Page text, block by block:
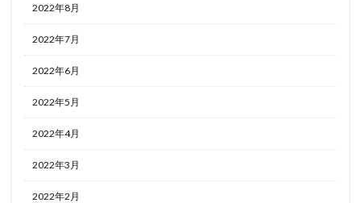
2022年8月
2022年7月
2022年6月
2022年5月
2022年4月
2022年3月
2022年2月